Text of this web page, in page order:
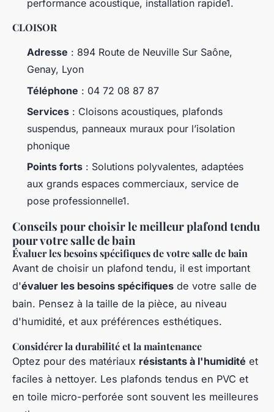
performance acoustique, installation rapide1.
CLOISOR
Adresse : 894 Route de Neuville Sur Saône,
Genay, Lyon
Téléphone : 04 72 08 87 87
Services : Cloisons acoustiques, plafonds
suspendus, panneaux muraux pour l’isolation
phonique
Points forts : Solutions polyvalentes, adaptées
aux grands espaces commerciaux, service de
pose professionnelle1.
Conseils pour choisir le meilleur plafond tendu
pour votre salle de bain
Évaluer les besoins spécifiques de votre salle de bain
Avant de choisir un plafond tendu, il est important
d'évaluer les besoins spécifiques de votre salle de
bain. Pensez à la taille de la pièce, au niveau
d'humidité, et aux préférences esthétiques.
Considérer la durabilité et la maintenance
Optez pour des matériaux résistants à l'humidité et
faciles à nettoyer. Les plafonds tendus en PVC et
en toile micro-perforée sont souvent les meilleures